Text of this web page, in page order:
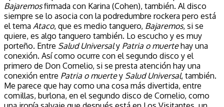
Bajaremosfirmada con Karina (Cohen), también. Al disco
siempre se lo asocia con la podredumbre rockera pero está
el tema Ataco, que es medio tanguero, Bajaremos, si se
quiere, es algo tanguero también. Lo escucho y es muy
porteño. Entre Salud Universaly Patria o muertehay una
conexión. Así como ocurre con el segundo disco y el
primero de Don Cornelio, si se presta atención hay una
conexión entre Patria o muertey Salud Universal, también.
Me parece que hay como una cosa más divertida, entre
comillas, burlona, en el segundo disco de Cornelio, como